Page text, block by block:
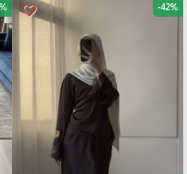
favorite_border -42%